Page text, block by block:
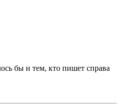
бы и тем, кто пишет справа